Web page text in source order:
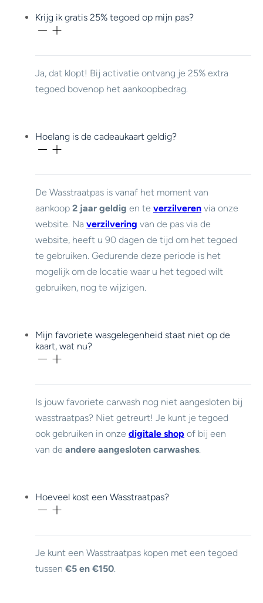
Krijg ik gratis 25% tegoed op mijn pas?
Ja, dat klopt! Bij activatie ontvang je 25% extra
tegoed bovenop het aankoopbedrag.
Hoelang is de cadeaukaart geldig?
De Wasstraatpas is vanaf het moment van
aankoop 2 jaar geldig en te verzilveren via onze
website. Na verzilvering van de pas via de
website, heeft u 90 dagen de tijd om het tegoed
te gebruiken. Gedurende deze periode is het
mogelijk om de locatie waar u het tegoed wilt
gebruiken, nog te wijzigen.
Mijn favoriete wasgelegenheid staat niet op de
kaart, wat nu?
Is jouw favoriete carwash nog niet aangesloten bij
wasstraatpas? Niet getreurt! Je kunt je tegoed
ook gebruiken in onze digitale shop of bij een
van de andere aangesloten carwashes.
Hoeveel kost een Wasstraatpas?
Je kunt een Wasstraatpas kopen met een tegoed
tussen €5 en €150.